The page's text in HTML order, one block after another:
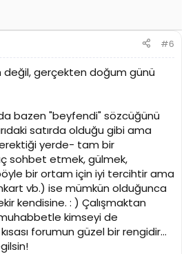
#6
değil, gerçekten doğum günü
bazen "beyfendi" sözcüğünü
satırda olduğu gibi ama
yerde- tam bir
sohbet etmek, gülmek,
bir ortam için iyi tercihtir ama
vb.) ise mümkün olduğunca
kendisine. : ) Çalışmaktan
kimseyi de
forumun güzel bir rengidir...